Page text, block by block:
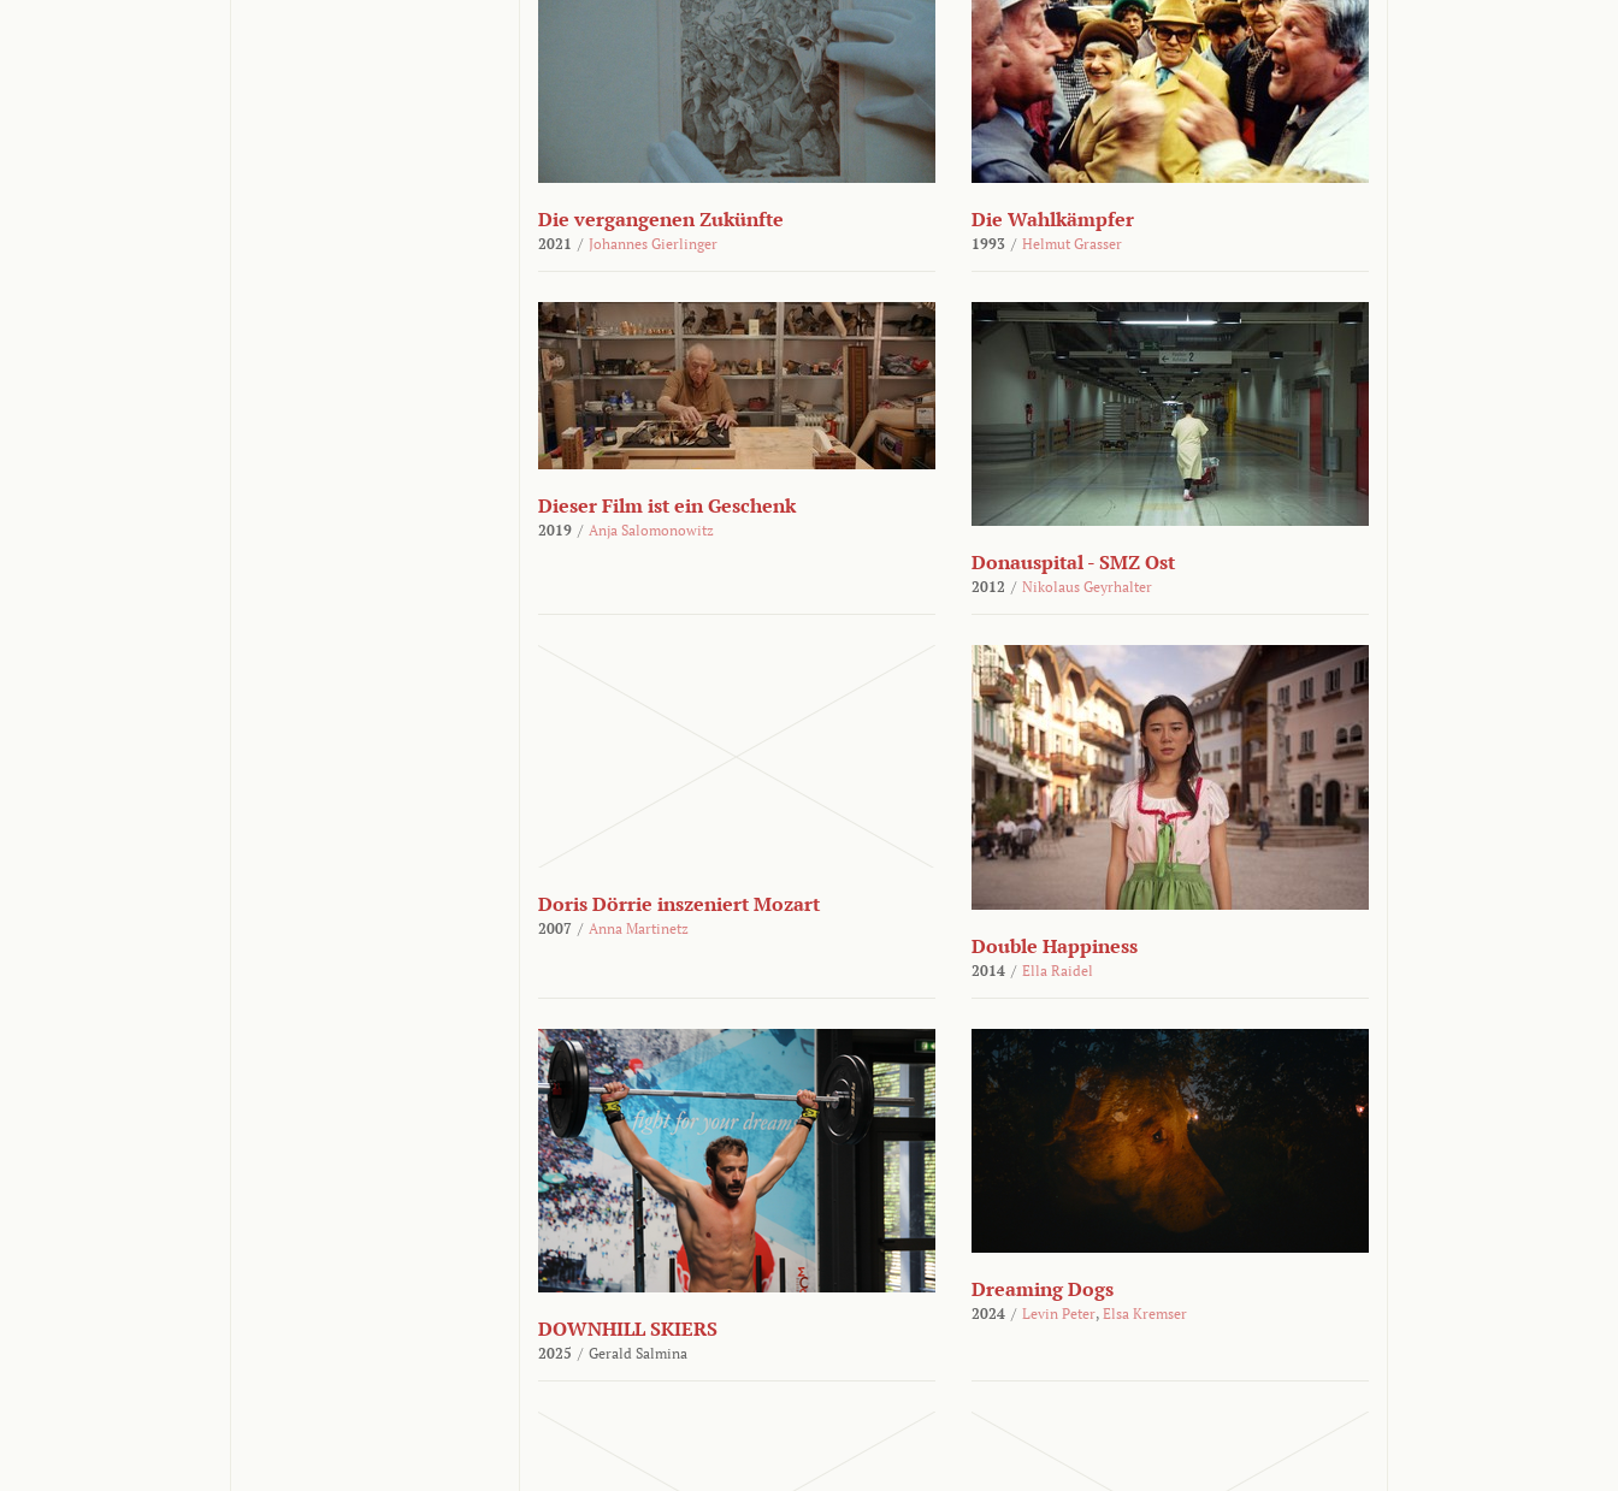
Die vergangenen Zukünfte
2021 / Johannes Gierlinger
Die Wahlkämpfer
1993 / Helmut Grasser
Dieser Film ist ein Geschenk
2019 / Anja Salomonowitz
Donauspital - SMZ Ost
2012 / Nikolaus Geyrhalter
Doris Dörrie inszeniert Mozart
2007 / Anna Martinetz
Double Happiness
2014 / Ella Raidel
DOWNHILL SKIERS
2025 / Gerald Salmina
Dreaming Dogs
2024 / Levin Peter, Elsa Kremser